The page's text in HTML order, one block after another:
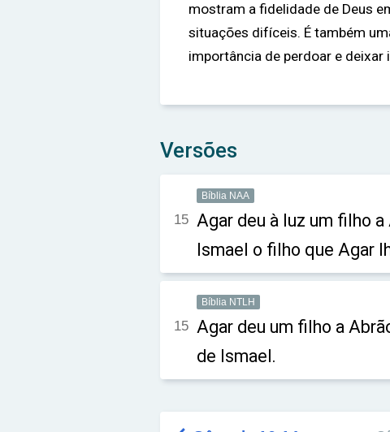
mostram a fidelidade de Deus
situações difíceis. É também
importância de perdoar e deixar
Versões
Bíblia NAA
15 Agar deu à luz um filho
Ismael o filho que Agar
Bíblia NTLH
15 Agar deu um filho a
de Ismael.